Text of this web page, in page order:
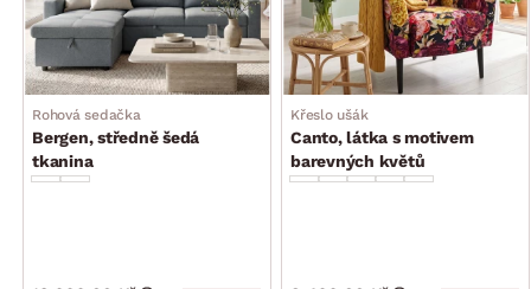
Rohová sedačka
Bergen, středně šedá
tkanina
Křeslo ušák
Canto, látka s motivem
barevných květů